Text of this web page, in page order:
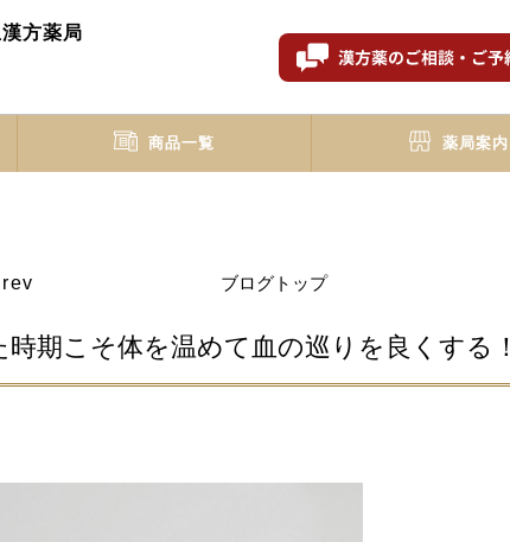
方薬局
商品一覧 薬局案内
ブログトップ
期こそ体を温めて血の巡りを良くする！